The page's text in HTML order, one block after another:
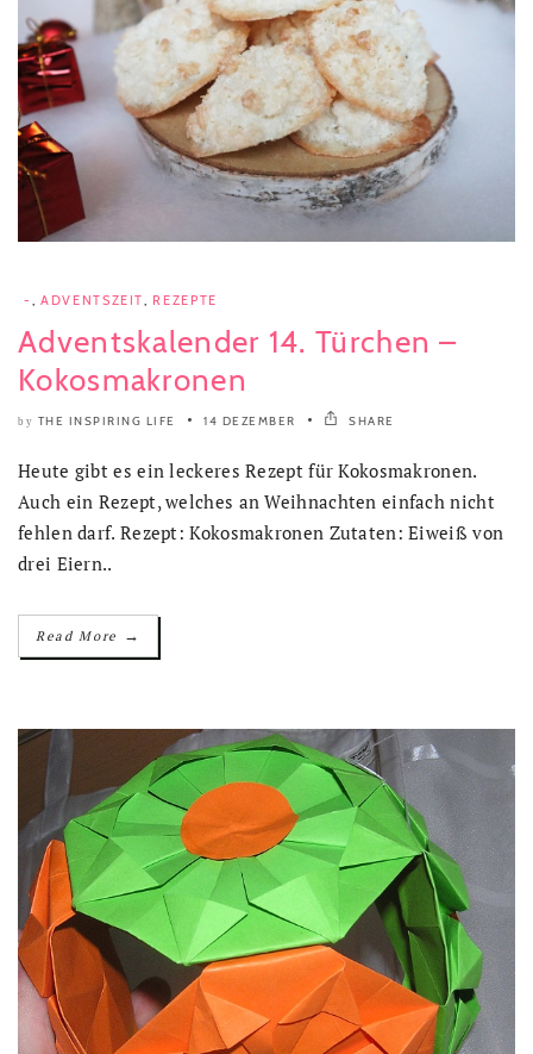
- , ADVENTSZEIT, REZEPTE
Adventskalender 14. Türchen –
Kokosmakronen
by THE INSPIRING LIFE 14 DEZEMBER SHARE
Heute gibt es ein leckeres Rezept für Kokosmakronen.
Auch ein Rezept, welches an Weihnachten einfach nicht
fehlen darf. Rezept: Kokosmakronen Zutaten: Eiweiß von
drei Eiern..
Read More →